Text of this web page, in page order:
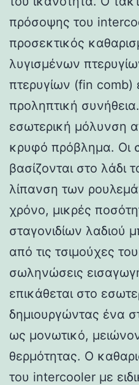
πρόσοψης του
προσεκτικός
λυγισμένων
πτερυγίων (fin comb)
προληπτική
εσωτερική μόλυνση
κρυφό πρόβλημα. Οι
βασίζονται στο λάδι
λίπανση των
χρόνο, μικρές
σταγονιδίων λαδιού
από τις τσιμούχες
σωληνώσεις
επικάθεται στο
δημιουργώντας ένα
ως μονωτικό,
θερμότητας. Ο
του intercooler με